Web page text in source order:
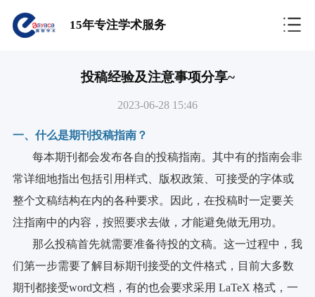
15年专注学术服务
投稿经验及注意事项分享~
2023-06-28 15:46
一、什么是期刊投稿指南？
每本期刊都会发布各自的投稿指南。其中有的指南会非
常详细地指出包括引用样式、版权政策、可接受的字体或
整个文稿结构在内的各种要求。因此，在投稿时一定要关
注指南中的内容，按照要求去做，才能避免做无用功。
那么投稿首先就需要准备待投的文稿。这一过程中，我
们第一步需要了解目标期刊接受的文件格式，目前大多数
期刊都接受word文档，有的也会要求采用 LaTeX 格式，一